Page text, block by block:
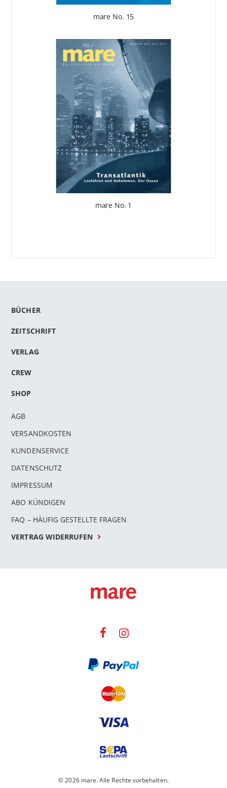
mare No. 15
mare No. 1
BÜCHER
ZEITSCHRIFT
VERLAG
CREW
SHOP
AGB
VERSANDKOSTEN
KUNDENSERVICE
DATENSCHUTZ
IMPRESSUM
ABO KÜNDIGEN
FAQ – HÄUFIG GESTELLTE FRAGEN
VERTRAG WIDERRUFEN
© 2026 mare. Alle Rechte vorbehalten.